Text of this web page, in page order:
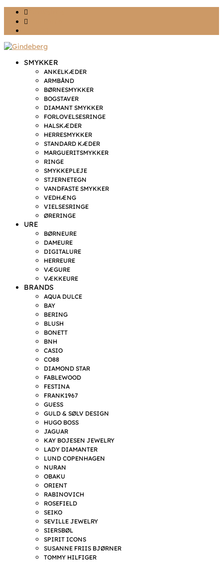
SMYKKER
ANKELKÆDER
ARMBÅND
BØRNESMYKKER
BOGSTAVER
DIAMANT SMYKKER
FORLOVELSESRINGE
HALSKÆDER
HERRESMYKKER
STANDARD KÆDER
MARGUERITSMYKKER
RINGE
SMYKKEPLEJE
STJERNETEGN
VANDFASTE SMYKKER
VEDHÆNG
VIELSESRINGE
ØRERINGE
URE
BØRNEURE
DAMEURE
DIGITALURE
HERREURE
VÆGURE
VÆKKEURE
BRANDS
AQUA DULCE
BAY
BERING
BLUSH
BONETT
BNH
CASIO
CO88
DIAMOND STAR
FABLEWOOD
FESTINA
FRANK1967
GUESS
GULD & SØLV DESIGN
HUGO BOSS
JAGUAR
KAY BOJESEN JEWELRY
LADY DIAMANTER
LUND COPENHAGEN
NURAN
OBAKU
ORIENT
RABINOVICH
ROSEFIELD
SEIKO
SEVILLE JEWELRY
SIERSBØL
SPIRIT ICONS
SUSANNE FRIIS BJØRNER
TOMMY HILFIGER